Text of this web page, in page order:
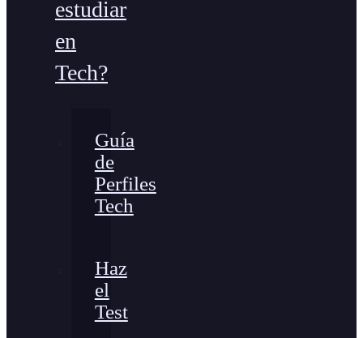
estudiar
en
Tech?
Guía
de
Perfiles
Tech
Haz
el
Test